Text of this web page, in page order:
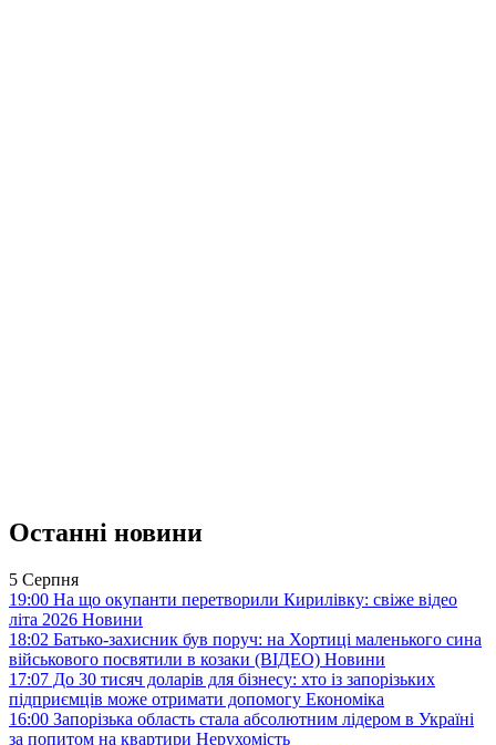
Останні новини
5 Серпня
19:00 На що окупанти перетворили Кирилівку: свіже відео
літа 2026 Новини
18:02 Батько-захисник був поруч: на Хортиці маленького сина
військового посвятили в козаки (ВІДЕО) Новини
17:07 До 30 тисяч доларів для бізнесу: хто із запорізьких
підприємців може отримати допомогу Економіка
16:00 Запорізька область стала абсолютним лідером в Україні
за попитом на квартири Нерухомість